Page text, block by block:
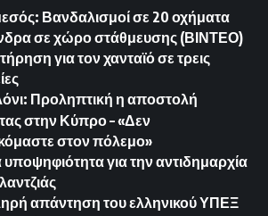
Βανδαλισμοί σε 20 οχήματα
σε χώρο στάθμευσης (ΒΙΝΤΕΟ)
για τον χανταϊό σε τρεις
Προληπτική η αποστολή
στην Κύπρο – «Δεν
στον πόλεμο»
υποψηφιότητα για την αντιδημαρχία
απάντηση του ελληνικού ΥΠΕΞ